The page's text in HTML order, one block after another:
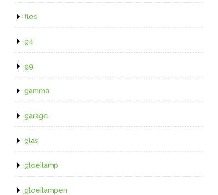
flos
g4
g9
gamma
garage
glas
gloeilamp
gloeilampen